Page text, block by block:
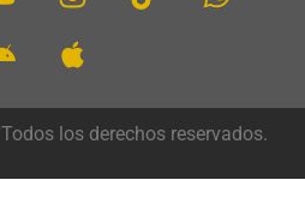
los derechos reservados.